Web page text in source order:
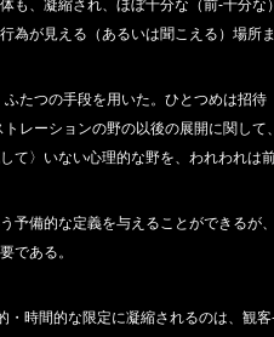
、凝縮され、ほぼ十分な（前‐十分
が見える（あるいは聞こえる）場所
たつの手段を用いた。ひとつめは招
レーションの野の以後の展開に関し
〉いない心理的な野を、われわれは
予備的な定義を与えることができるが
である。
時間的な限定に凝縮されるのは、観